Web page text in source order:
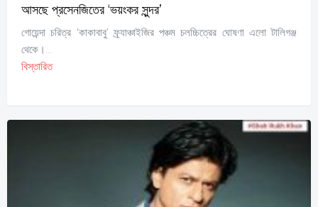
আসছে প্রসেনজিতের ‘ভয়ংকর সুন্দর’
গোয়েন্দা চরিত্র ‘কাকাবাবু’ ফ্র্যাঞ্চাইজির পঞ্চম চলচ্চিত্রের ঘোষণা এলো টালিগঞ্জ
থেকে।...
বিস্তারিত